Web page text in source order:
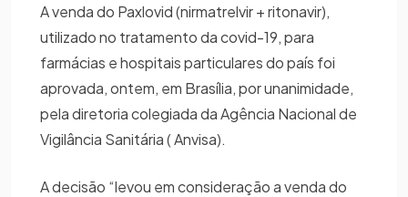
A venda do Paxlovid (nirmatrelvir + ritonavir),
utilizado no tratamento da covid-19, para
farmácias e hospitais particulares do país foi
aprovada, ontem, em Brasília, por unanimidade,
pela diretoria colegiada da Agência Nacional de
Vigilância Sanitária ( Anvisa).
A decisão “levou em consideração a venda do